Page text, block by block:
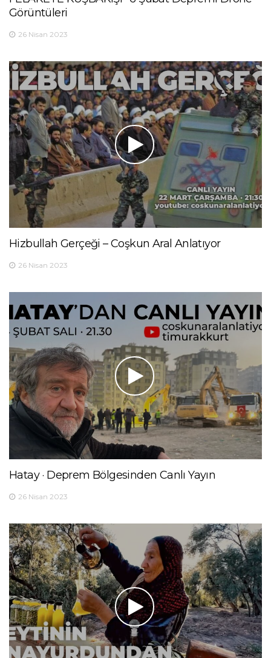
Görüntüleri
26 Nisan 2023
Hizbullah Gerçeği – Coşkun Aral Anlatıyor
26 Nisan 2023
Hatay · Deprem Bölgesinden Canlı Yayın
26 Nisan 2023